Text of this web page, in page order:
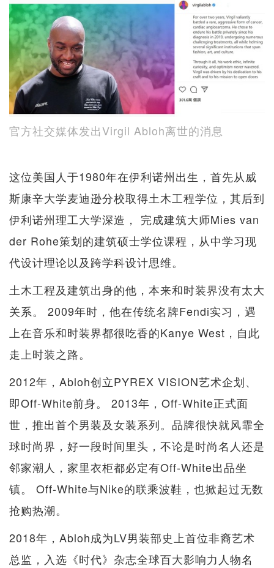
官方社交媒体发出Virgil Abloh离世的消息
这位美国人于1980年在伊利诺州出生，首先从威
斯康辛大学麦迪逊分校取得土木工程学位，其后到
伊利诺州理工大学深造， 完成建筑大师Mies van
der Rohe策划的建筑硕士学位课程，从中学习现
代设计理论以及跨学科设计思维。
土木工程及建筑出身的他，本来和时装界没有太大
关系。 2009年时，他在传统名牌Fendi实习，遇
上在音乐和时装界都很吃香的Kanye West，自此
走上时装之路。
2012年，Abloh创立PYREX VISION艺术企划、
即Off-White前身。 2013年，Off-White正式面
世，推出首个男装及女装系列。品牌很快就风霏全
球时尚界，好一段时间里头，不论是时尚名人还是
邻家潮人，家里衣柜都必定有Off-White出品坐
镇。 Off-White与Nike的联乘波鞋，也掀起过无数
抢购热潮。
2018年，Abloh成为LV男装部史上首位非裔艺术
总监，入选《时代》杂志全球百大影响力人物名